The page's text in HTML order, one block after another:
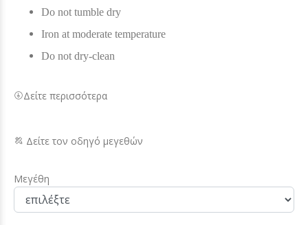
Do not tumble dry
Iron at moderate temperature
Do not dry-clean
Δείτε περισσότερα
Δείτε τον οδηγό μεγεθών
Μεγέθη